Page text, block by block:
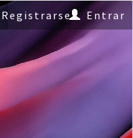
Registrarse Entrar